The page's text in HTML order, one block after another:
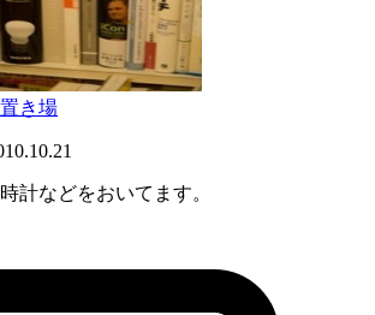
き場
計などをおいてます。